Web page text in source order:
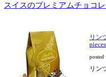
スイスのプレミアムチョコ
リン
pieces
posted
リン